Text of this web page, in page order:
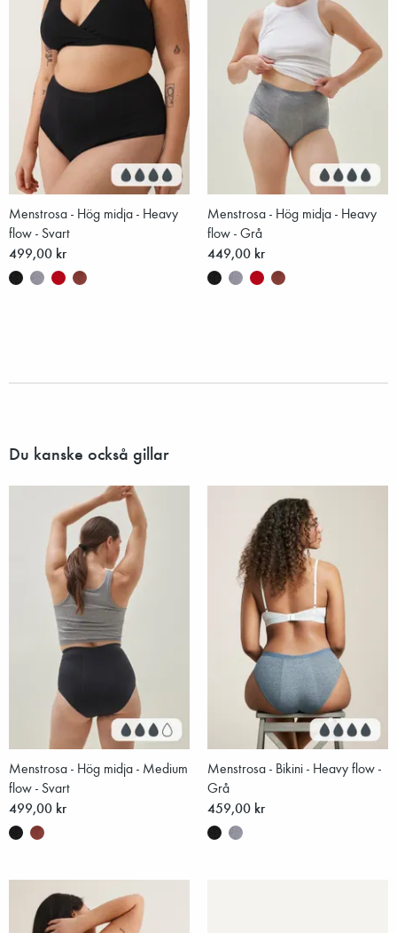
Menstrosa - Hög midja - Heavy
flow - Svart
499,00 kr
Menstrosa - Hög midja - Heavy
flow - Grå
449,00 kr
Du kanske också gillar
Menstrosa - Hög midja - Medium
flow - Svart
499,00 kr
Menstrosa - Bikini - Heavy flow -
Grå
459,00 kr